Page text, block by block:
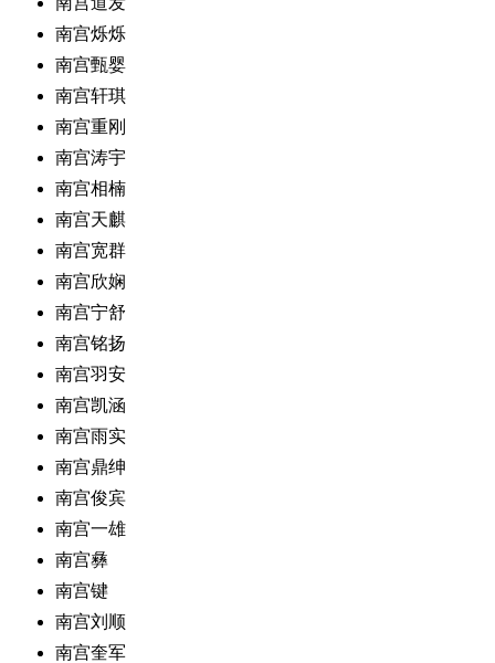
南宫烁烁
南宫甄婴
南宫轩琪
南宫重刚
南宫涛宇
南宫相楠
南宫天麒
南宫宽群
南宫欣娴
南宫宁舒
南宫铭扬
南宫羽安
南宫凯涵
南宫雨实
南宫鼎绅
南宫俊宾
南宫一雄
南宫彝
南宫键
南宫刘顺
南宫奎军